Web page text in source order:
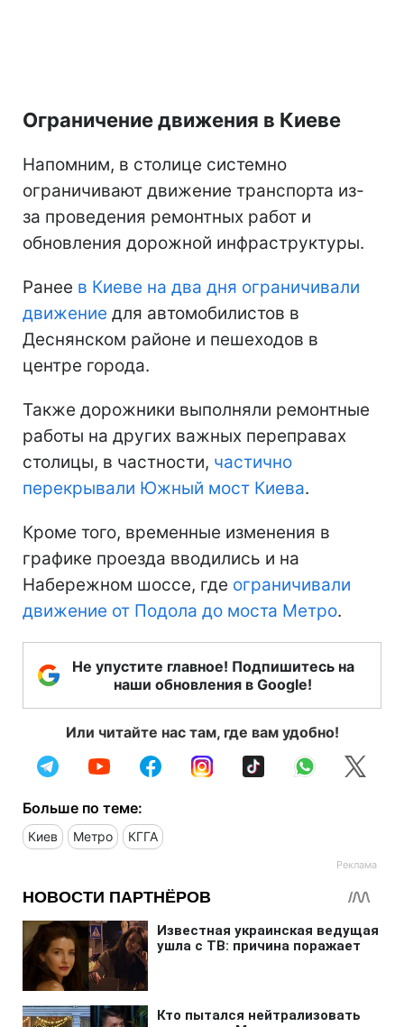
Ограничение движения в Киеве
Напомним, в столице системно
ограничивают движение транспорта из-
за проведения ремонтных работ и
обновления дорожной инфраструктуры.
Ранее в Киеве на два дня ограничивали
движение для автомобилистов в
Деснянском районе и пешеходов в
центре города.
Также дорожники выполняли ремонтные
работы на других важных переправах
столицы, в частности, частично
перекрывали Южный мост Киева.
Кроме того, временные изменения в
графике проезда вводились и на
Набережном шоссе, где ограничивали
движение от Подола до моста Метро.
Не упустите главное! Подпишитесь на
наши обновления в Google!
Или читайте нас там, где вам удобно!
Больше по теме:
Киев Метро КГГА